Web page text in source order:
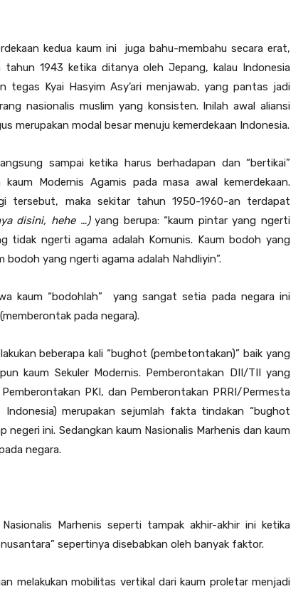
kedua kaum ini juga bahu-membahu secara erat,
1943 ketika ditanya oleh Jepang, kalau Indonesia
tegas Kyai Hasyim Asy’ari menjawab, yang pantas jadi
nasionalis muslim yang konsisten. Inilah awal aliansi
merupakan modal besar menuju kemerdekaan Indonesia.
sampai ketika harus berhadapan dan “bertikai”
Modernis Agamis pada masa awal kemerdekaan.
tersebut, maka sekitar tahun 1950-1960-an terdapat
disini, hehe …)yang berupa: “kaum pintar yang ngerti
tidak ngerti agama adalah Komunis. Kaum bodoh yang
bodoh yang ngerti agama adalah Nahdliyin”.
kaum “bodohlah” yang sangat setia pada negara ini
pada negara).
beberapa kali “bughot (pembetontakan)” baik yang
kaum Sekuler Modernis. Pemberontakan DII/TII yang
PKI, dan Pemberontakan PRRI/Permesta
merupakan sejumlah fakta tindakan “bughot
negeri ini. Sedangkan kaum Nasionalis Marhenis dan kaum
negara.
Marhenis seperti tampak akhir-akhir ini ketika
sepertinya disebabkan oleh banyak faktor.
melakukan mobilitas vertikal dari kaum proletar menjadi